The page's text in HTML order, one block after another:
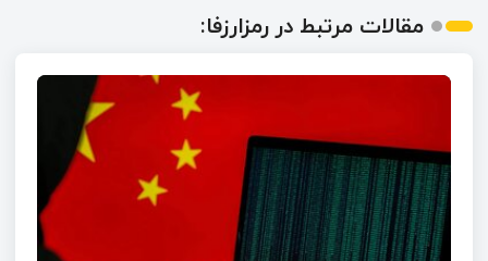
مقالات مرتبط در رمزارزفا: